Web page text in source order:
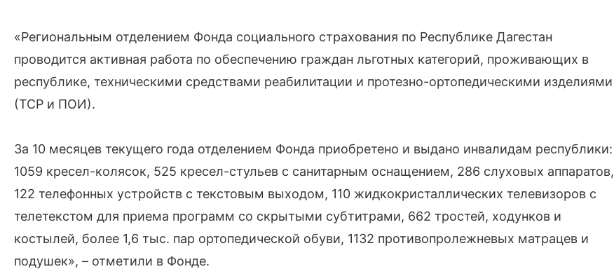
«Региональным отделением Фонда социального страхования по Республике Дагестан
проводится активная работа по обеспечению граждан льготных категорий, проживающих в
республике, техническими средствами реабилитации и протезно-ортопедическими изделиями
(ТСР и ПОИ).
За 10 месяцев текущего года отделением Фонда приобретено и выдано инвалидам республики:
1059 кресел-колясок, 525 кресел-стульев с санитарным оснащением, 286 слуховых аппаратов,
122 телефонных устройств с текстовым выходом, 110 жидкокристаллических телевизоров с
телетекстом для приема программ со скрытыми субтитрами, 662 тростей, ходунков и
костылей, более 1,6 тыс. пар ортопедической обуви, 1132 противопролежневых матрацев и
подушек», – отметили в Фонде.